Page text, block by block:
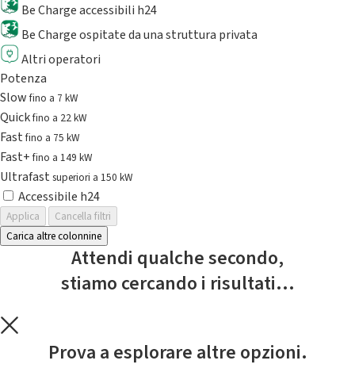
Be Charge accessibili h24
Be Charge ospitate da una struttura privata
Altri operatori
Potenza
Slowfino a 7 kW
Quickfino a 22 kW
Fastfino a 75 kW
Fast+fino a 149 kW
Ultrafast superiori a 150 kW
Accessibile h24
Applica
Cancella filtri
Carica altre colonnine
Attendi qualche secondo,
stiamo cercando i risultati...
Prova a esplorare altre opzioni.